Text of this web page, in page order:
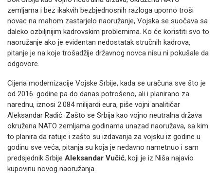
zemljama i bez ikakvih bezbjednosnih razloga uporno troši
novac na mahom zastarjelo naoružanje, Vojska se suočava sa
daleko ozbiljnijim kadrovskim problemima. Ko će koristiti svo to
naoružanje ako je evidentan nedostatak stručnih kadrova,
pitanje je na koje trošadžije državnog novca nisu ni pokušale da
odgovore.
Cijena modernizacije Vojske Srbije, kada se uračuna sve što je
od 2016. godine pa do danas potrošeno, ali i planirano za
narednu, iznosi 2.084 milijardi eura, piše vojni analitičar
Aleksandar Radić. Zašto se Srbija kao vojno neutralna država
okružena NATO zemljama godinama unazad naoružava, sa kim
to planira da ratuje i zašto su izdavanja za vojsku iz godine u
godinu sve veća, pitanja su koja je nedavno nametnuo i sam
predsjednik Srbije Aleksandar Vučić, koji je iz Niša najavio
kupovinu novog naoružanja.